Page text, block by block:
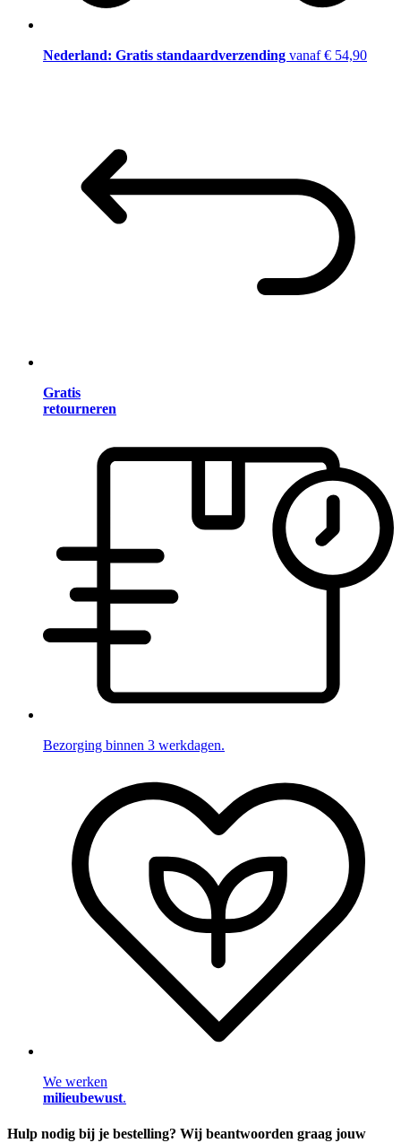
Nederland: Gratis standaardverzending vanaf € 54,90
Gratis
retourneren
Bezorging binnen 3 werkdagen.
We werken
milieubewust.
Hulp nodig bij je bestelling? Wij beantwoorden graag jouw